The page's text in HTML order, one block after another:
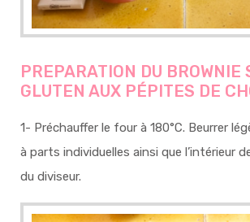
PREPARATION DU BROWNIE
GLUTEN AUX PÉPITES DE
1- Préchauffer le four à 180°C. Beurrer
à parts individuelles ainsi que l’intérieur
du diviseur.